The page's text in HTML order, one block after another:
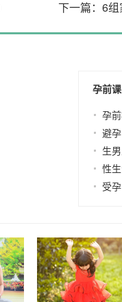
下一篇：6
孕前
孕
避孕
生
性
受孕